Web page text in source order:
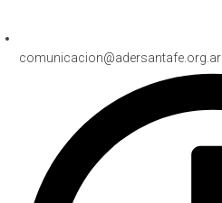
comunicacion@adersantafe.org.ar